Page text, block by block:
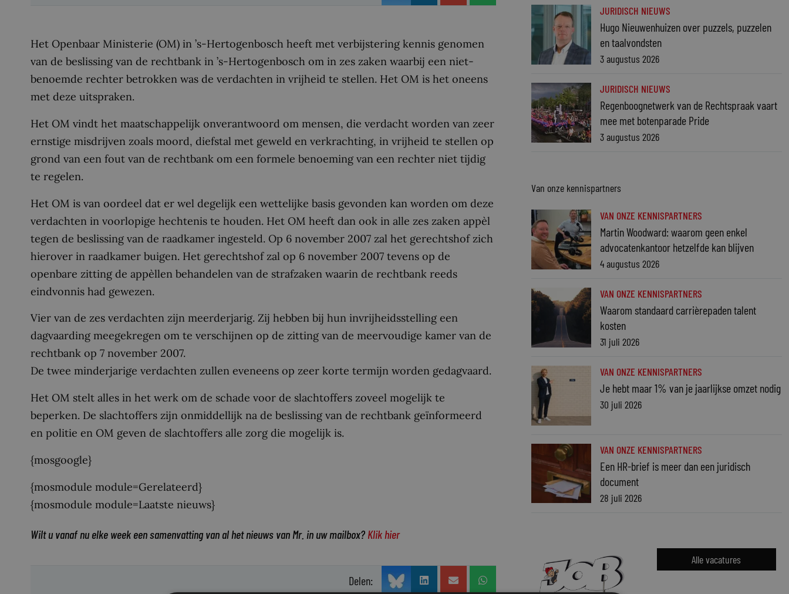
Het Openbaar Ministerie (OM) in ’s-Hertogenbosch heeft met verbijstering kennis genomen
van de beslissing van de rechtbank in ’s-Hertogenbosch om in zes zaken waarbij een niet-
benoemde rechter betrokken was de verdachten in vrijheid te stellen. Het OM is het oneens
met deze uitspraken.
Het OM vindt het maatschappelijk onverantwoord om mensen, die verdacht worden van zeer
ernstige misdrijven zoals moord, diefstal met geweld en verkrachting, in vrijheid te stellen op
grond van een fout van de rechtbank om een formele benoeming van een rechter niet tijdig
te regelen.
Het OM is van oordeel dat er wel degelijk een wettelijke basis gevonden kan worden om deze
verdachten in voorlopige hechtenis te houden. Het OM heeft dan ook in alle zes zaken appèl
tegen de beslissing van de raadkamer ingesteld. Op 6 november 2007 zal het gerechtshof zich
hierover in raadkamer buigen. Het gerechtshof zal op 6 november 2007 tevens op de
openbare zitting de appèllen behandelen van de strafzaken waarin de rechtbank reeds
eindvonnis had gewezen.
Vier van de zes verdachten zijn meerderjarig. Zij hebben bij hun invrijheidsstelling een
dagvaarding meegekregen om te verschijnen op de zitting van de meervoudige kamer van de
rechtbank op 7 november 2007.
De twee minderjarige verdachten zullen eveneens op zeer korte termijn worden gedagvaard.
Het OM stelt alles in het werk om de schade voor de slachtoffers zoveel mogelijk te
beperken. De slachtoffers zijn onmiddellijk na de beslissing van de rechtbank geïnformeerd
en politie en OM geven de slachtoffers alle zorg die mogelijk is.
{mosgoogle}
{mosmodule module=Gerelateerd}
{mosmodule module=Laatste nieuws}
Wilt u vanaf nu elke week een samenvatting van al het nieuws van Mr. in uw mailbox? Klik hier
Delen:
JURIDISCH NIEUWS
Hugo Nieuwenhuizen over puzzels, puzzelen
en taalvondsten
3 augustus 2026
JURIDISCH NIEUWS
Regenboognetwerk van de Rechtspraak vaart
mee met botenparade Pride
3 augustus 2026
Van onze kennispartners
VAN ONZE KENNISPARTNERS
Martin Woodward: waarom geen enkel
advocatenkantoor hetzelfde kan blijven
4 augustus 2026
VAN ONZE KENNISPARTNERS
Waarom standaard carrièrepaden talent
kosten
31 juli 2026
VAN ONZE KENNISPARTNERS
Je hebt maar 1% van je jaarlijkse omzet nodig
30 juli 2026
VAN ONZE KENNISPARTNERS
Een HR-brief is meer dan een juridisch
document
28 juli 2026
Alle vacatures